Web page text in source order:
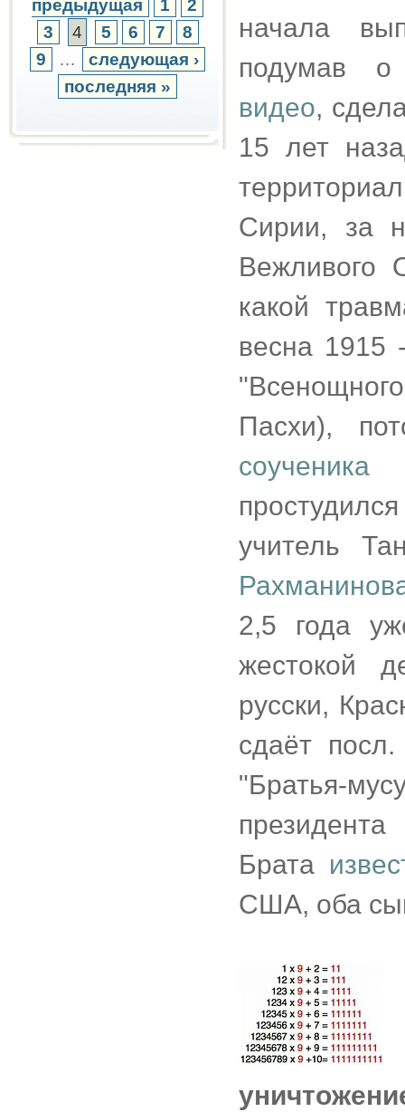
предыдущая 1
2
3
4 5 6 7
8
9
…
следующая ›
последняя »
начала
подумав
видео,
15 лет
Сирии, за
Вежливого
какой
весна 1915
Пасхи),
учитель
2,5 года
жестокой
русски,
сдаёт
"Братья-
Брата
США, оба